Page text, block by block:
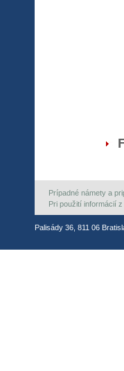
Prípadné námety a
Pri použití informácií
Palisády 36, 811 06